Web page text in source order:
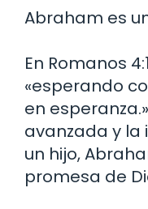
Abraham es
En Romanos
«esperando
en
avanzada y
un hijo,
promesa de